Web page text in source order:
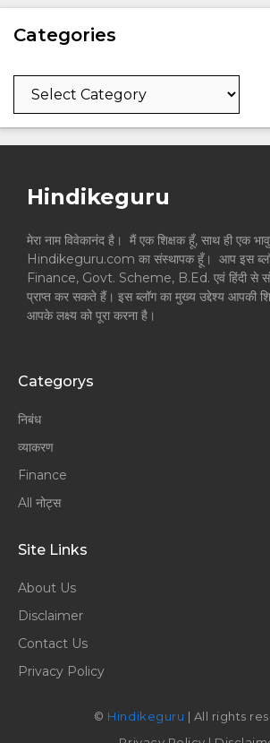
Categories
Categories
Hindikeguru
मेरा नाम विवेकानंद है। मैं एक शिक्षक हूँ, साथ ही एक
Hindikeguru.com का संस्थापक हूँ। आप इस
Finance, Govt. Scheme, B.Ed. एवं हिंदी से
प्राप्त कर सकते हैं। इस ब्लॉग का मुख्य उद्देश्य आपकी
आपके लक्ष्य को पूरा करना है।
Categorys
निबंध
व्याकरण
Finance
All नोट्स
Site Links
About Us
Disclaimer
Contact Us
Privacy Policy
© Hindikeguru | All rights